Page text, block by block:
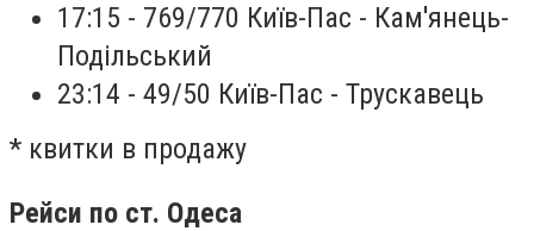
17:15 - 769/770 Київ-Пас - Кам'янець-
Подільський
23:14 - 49/50 Київ-Пас - Трускавець‍
* квитки в продажу
Рейси по ст. Одеса